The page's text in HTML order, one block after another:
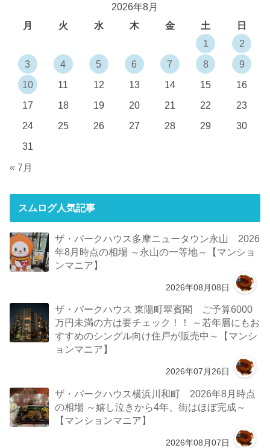
2026年8月
月
火 水 木 金 土
日
1
2
3
4 5 6 7 8
9
10
11 12 13 14 15
16
17
18 19 20 21 22
23
24
25 26 27 28 29
30
31
« 7月
スムログ人気記事
ザ・パークハウス多摩ニュータウン永山 2026
年8月時点の相場 ～永山の一等地～【マンショ
ンマニア】
2026年08月08日
ザ・パークハウス 東陽町翠賓閣 ご予算6000
万円未満の方は要チェック！！ ～若年層にもお
すすめのシングル向け住戸が販売中～【マンシ
ョンマニア】
2026年07月26日
ザ・パークハウス横浜川和町 2026年8月時点
の相場 ～嬉し泣きから4年、街はほぼ完成～
【マンションマニア】
2026年08月07日